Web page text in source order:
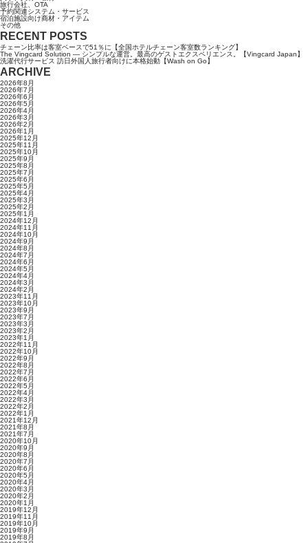
旅行会社、OTA
予約関連システム・サービス
宿泊施設向け商材・アイテム
その他
RECENT POSTS
チェーン比率は客室ベースで51％に【全国ホテルチェーン客室数ランキング】
The Vingcard Solution ― シンプルな運営。最高のゲストエクスペリエンス。【Vingcard Japan】
洗濯代行サービス 訪日外国人旅行者向けに本格始動【Wash on Go】
ARCHIVE
2026年8月
2026年7月
2026年6月
2026年5月
2026年4月
2026年3月
2026年2月
2026年1月
2025年12月
2025年11月
2025年10月
2025年9月
2025年8月
2025年7月
2025年6月
2025年5月
2025年4月
2025年3月
2025年2月
2025年1月
2024年12月
2024年11月
2024年10月
2024年9月
2024年8月
2024年7月
2024年6月
2024年5月
2024年4月
2024年3月
2024年2月
2023年11月
2023年10月
2023年9月
2023年7月
2023年3月
2023年2月
2023年1月
2022年11月
2022年10月
2022年9月
2022年8月
2022年7月
2022年6月
2022年5月
2022年4月
2022年3月
2022年2月
2022年1月
2021年12月
2021年8月
2021年7月
2020年10月
2020年9月
2020年8月
2020年7月
2020年6月
2020年5月
2020年4月
2020年3月
2020年2月
2020年1月
2019年12月
2019年11月
2019年10月
2019年9月
2019年8月